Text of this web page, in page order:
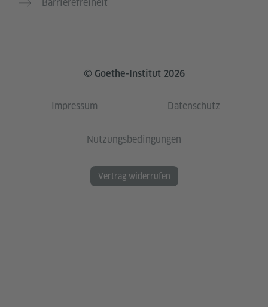
Barrierefreiheit
© Goethe-Institut 2026
Impressum Datenschutz
Nutzungsbedingungen
Vertrag widerrufen